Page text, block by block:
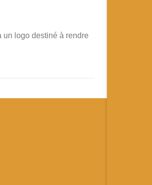
un logo destiné à rendre